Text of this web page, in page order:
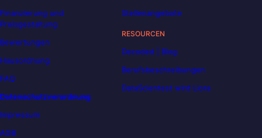
Finanzierung und
Preisgestaltung
Bewertungen
Hausordnung
FAQ
Datenschutzverordnung
Impressum
AGB
Stellenangebote
RESOURCEN
Decoded | Blog
Berufsbeschreibungen
DataScientest wird Liora